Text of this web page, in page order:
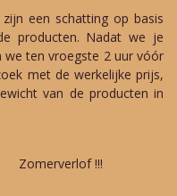
een schatting op basis
producten. Nadat we je
we ten vroegste 2 uur vóór
met de werkelijke prijs,
van de producten in
!!!